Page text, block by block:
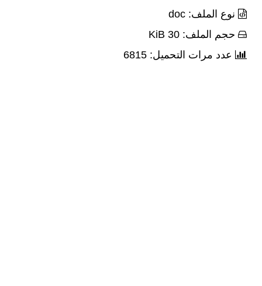
نوع الملف: doc
حجم الملف: 30 KiB
عدد مرات التحميل: 6815